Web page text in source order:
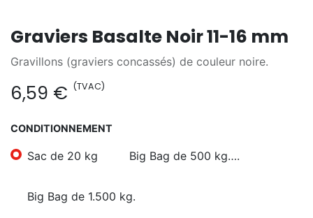
Graviers Basalte Noir 11-16 mm
Gravillons (graviers concassés) de couleur noire.
6,59 € (TVAC)
CONDITIONNEMENT
Sac de 20 kg Big Bag de 500 kg….
Big Bag de 1.500 kg.